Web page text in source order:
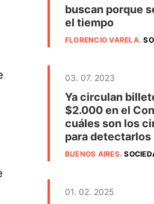
buscan porque
el tiempo
FLORENCIO VARELA.
03. 07. 2023
Ya circulan
$2.000 en el
cuáles son los
para detectarlos
BUENOS AIRES.
01. 02. 2025